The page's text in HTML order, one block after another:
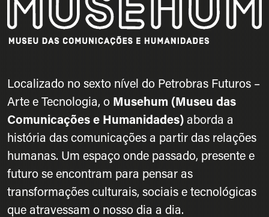
Localizado no sexto nível do Petrobras Futuros –
Arte e Tecnologia, o Musehum (Museu das
Comunicações e Humanidades)aborda a
história das comunicações a partir das relações
humanas. Um espaço onde passado, presente e
futuro se encontram para pensar as
transformações culturais, sociais e tecnológicas
que atravessam o nosso dia a dia.